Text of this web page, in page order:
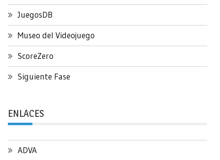
JuegosDB
Museo del Videojuego
ScoreZero
Siguiente Fase
ENLACES
ADVA